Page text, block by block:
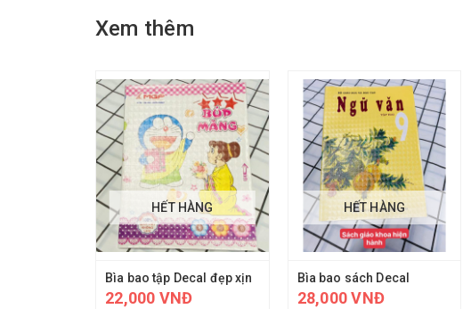
Xem thêm
HẾT HÀNG
Bìa bao tập Decal đẹp xịn
22,000 VNĐ
HẾT HÀNG
Bìa bao sách Decal
28,000 VNĐ